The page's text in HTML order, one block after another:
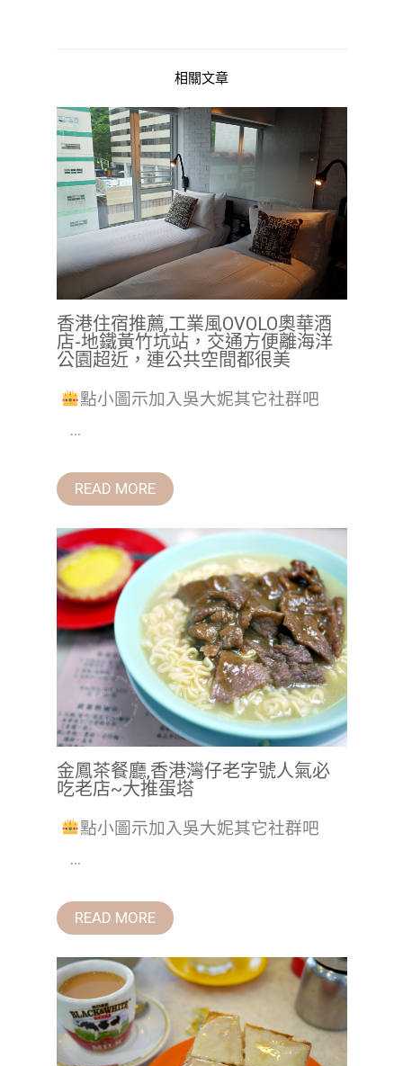
相關文章
香港住宿推薦,工業風OVOLO奧華酒
店-地鐵黃竹坑站，交通方便離海洋
公園超近，連公共空間都很美
點小圖示加入吳大妮其它社群吧
...
READ MORE
金鳳茶餐廳,香港灣仔老字號人氣必
吃老店~大推蛋塔
點小圖示加入吳大妮其它社群吧
...
READ MORE